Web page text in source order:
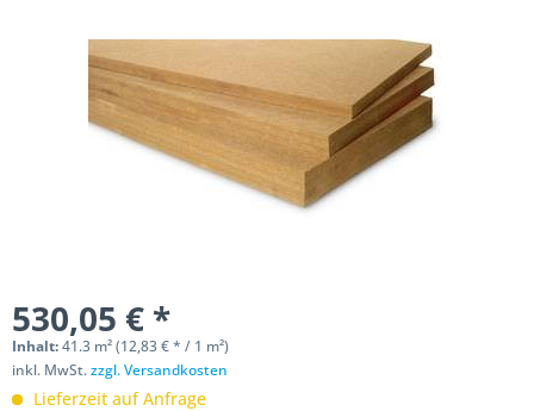
530,05 € *
Inhalt:41.3 m² (12,83 € * / 1 m²)
inkl. MwSt.zzgl. Versandkosten
Lieferzeit auf Anfrage